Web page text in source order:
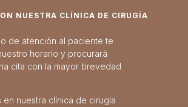
NUESTRA CLÍNICA DE CIRUGÍA
de atención al paciente te
horario y procurará
cita con la mayor brevedad
en nuestra clínica de cirugía